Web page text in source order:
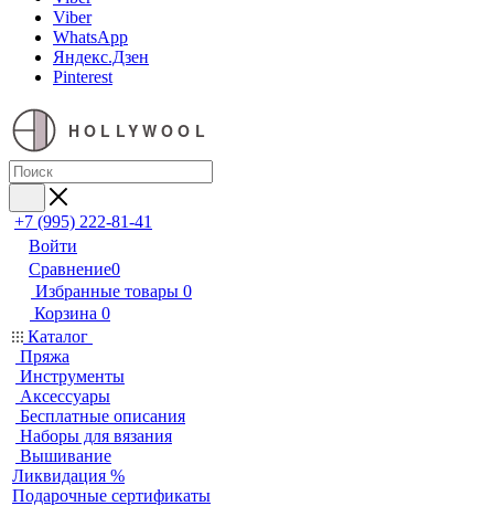
Viber
WhatsApp
Яндекс.Дзен
Pinterest
HOLLYWOOL
+7 (995) 222-81-41
Войти
Сравнение0
Избранные товары 0
Корзина 0
Каталог
Пряжа
Инструменты
Аксессуары
Бесплатные описания
Наборы для вязания
Вышивание
Ликвидация %
Подарочные сертификаты